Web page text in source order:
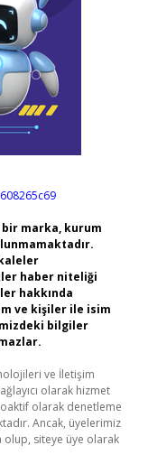
marka, kurum
haber niteliği
hakkında
ve kişiler ile isim
bilgiler
ve İletişim
olarak hizmet
olarak denetleme
Ancak, üyelerimiz
olup, siteye üye olarak